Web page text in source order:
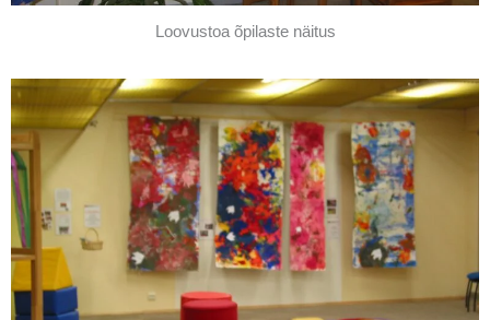
Loovustoa õpilaste näitus